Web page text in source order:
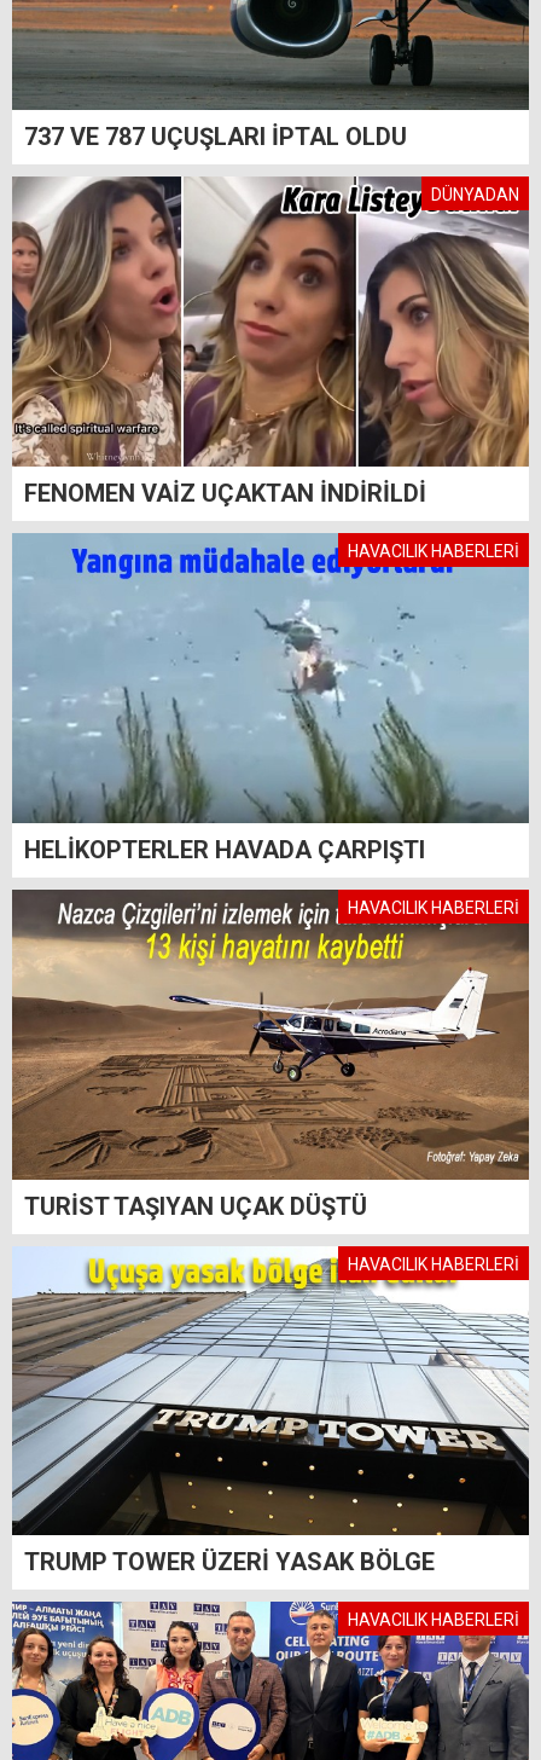
737 VE 787 UÇUŞLARI İPTAL OLDU
DÜNYADAN
FENOMEN VAİZ UÇAKTAN İNDİRİLDİ
HAVACILIK HABERLERİ
HELİKOPTERLER HAVADA ÇARPIŞTI
HAVACILIK HABERLERİ
TURİST TAŞIYAN UÇAK DÜŞTÜ
HAVACILIK HABERLERİ
TRUMP TOWER ÜZERİ YASAK BÖLGE
HAVACILIK HABERLERİ